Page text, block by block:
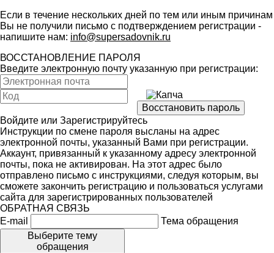
Если в течение нескольких дней по тем или иным причинам
Вы не получили письмо с подтверждением регистрации -
напишите нам: info@supersadovnik.ru
ВОССТАНОВЛЕНИЕ ПАРОЛЯ
Введите электронную почту указанную при регистрации:
Войдите или Зарегистрируйтесь
Инструкции по смене пароля высланы на адрес
электронной почты, указанный Вами при регистрации.
Аккаунт, привязанный к указанному адресу электронной
почты, пока не активирован. На этот адрес было
отправлено письмо с инструкциями, следуя которым, вы
сможете закончить регистрацию и пользоваться услугами
сайта для зарегистрированных пользователей
ОБРАТНАЯ СВЯЗЬ
E-mail
Тема обращения
Выберите тему
обращения